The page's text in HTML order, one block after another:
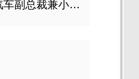
小米集团任命于立国担任小米汽车副总裁兼小米汽车北京总部政委